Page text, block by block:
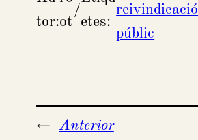
tor:ot
/
etes:
reivindicació
públic
←
Anterior